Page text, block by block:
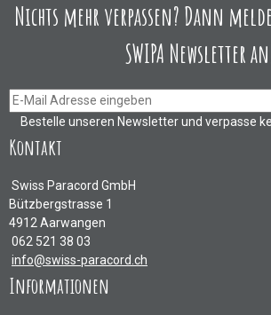
Nichts mehr verpassen? Dann
SWIPA Newsletter
Bestelle unseren Newsletter und verpasse
Kontakt
Swiss Paracord GmbH
Bützbergstrasse 1
4912 Aarwangen
062 521 38 03
info@swiss-paracord.ch
Informationen